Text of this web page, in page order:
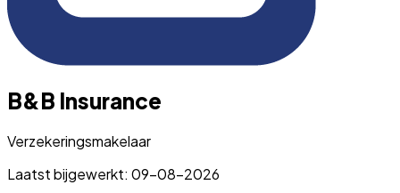
B&B Insurance
Verzekeringsmakelaar
Laatst bijgewerkt: 09-08-2026